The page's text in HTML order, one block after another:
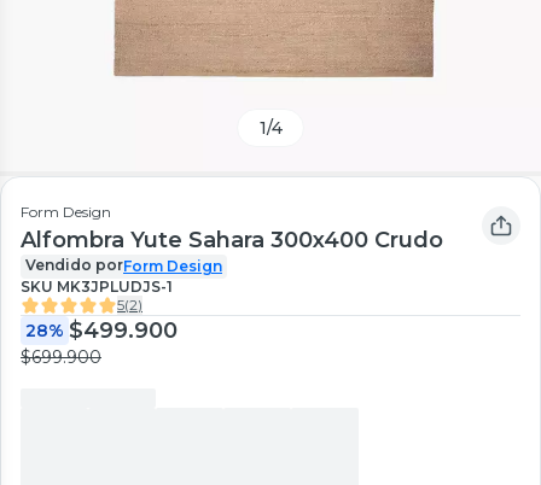
1/4
Form Design
Alfombra Yute Sahara 300x400 Crudo
Vendido porForm Design
SKU MK3JPLUDJS-1
5(2)
28% $499.900
$699.900